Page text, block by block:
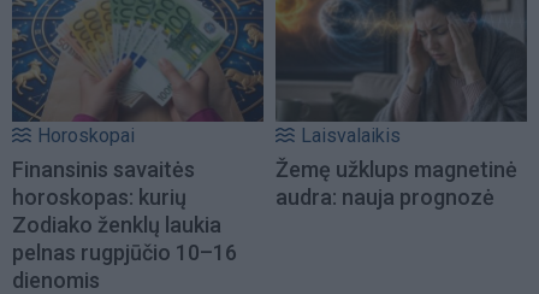
Horoskopai
Finansinis savaitės
horoskopas: kurių
Zodiako ženklų laukia
pelnas rugpjūčio 10–16
dienomis
Laisvalaikis
Žemę užklups magnetinė
audra: nauja prognozė